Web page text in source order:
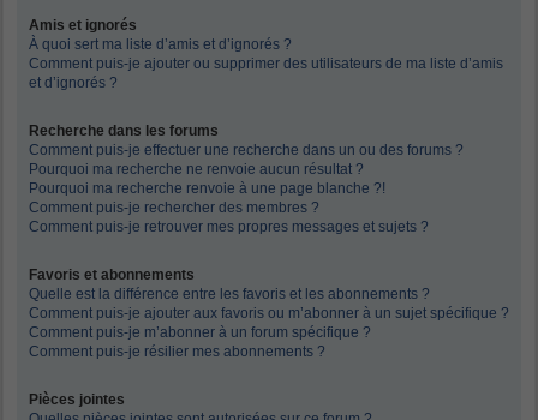
Amis et ignorés
À quoi sert ma liste d’amis et d’ignorés ?
Comment puis-je ajouter ou supprimer des utilisateurs de ma liste d’amis
et d’ignorés ?
Recherche dans les forums
Comment puis-je effectuer une recherche dans un ou des forums ?
Pourquoi ma recherche ne renvoie aucun résultat ?
Pourquoi ma recherche renvoie à une page blanche ?!
Comment puis-je rechercher des membres ?
Comment puis-je retrouver mes propres messages et sujets ?
Favoris et abonnements
Quelle est la différence entre les favoris et les abonnements ?
Comment puis-je ajouter aux favoris ou m’abonner à un sujet spécifique ?
Comment puis-je m’abonner à un forum spécifique ?
Comment puis-je résilier mes abonnements ?
Pièces jointes